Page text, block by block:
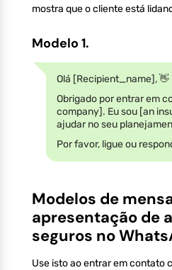
mostra que o cliente está
Modelo 1.
Olá [Recipient_name], 👋
Obrigado por entrar em
company]. Eu sou [an
ajudar no seu
Por favor, ligue ou
Modelos de
apresentação de
seguros no
Use isto ao entrar em contato